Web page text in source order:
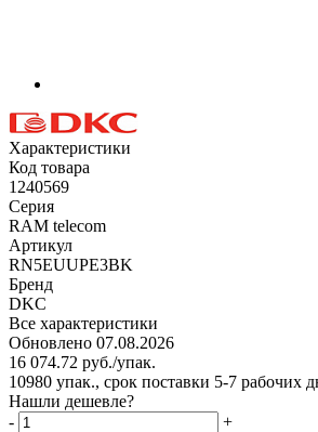
Характеристики
Код товара
1240569
Серия
RAM telecom
Артикул
RN5EUUPE3BK
Бренд
DKC
Все характеристики
Обновлено 07.08.2026
16 074.72 руб./упак.
10980 упак., срок поставки 5-7 рабочих
Нашли дешевле?
-
+